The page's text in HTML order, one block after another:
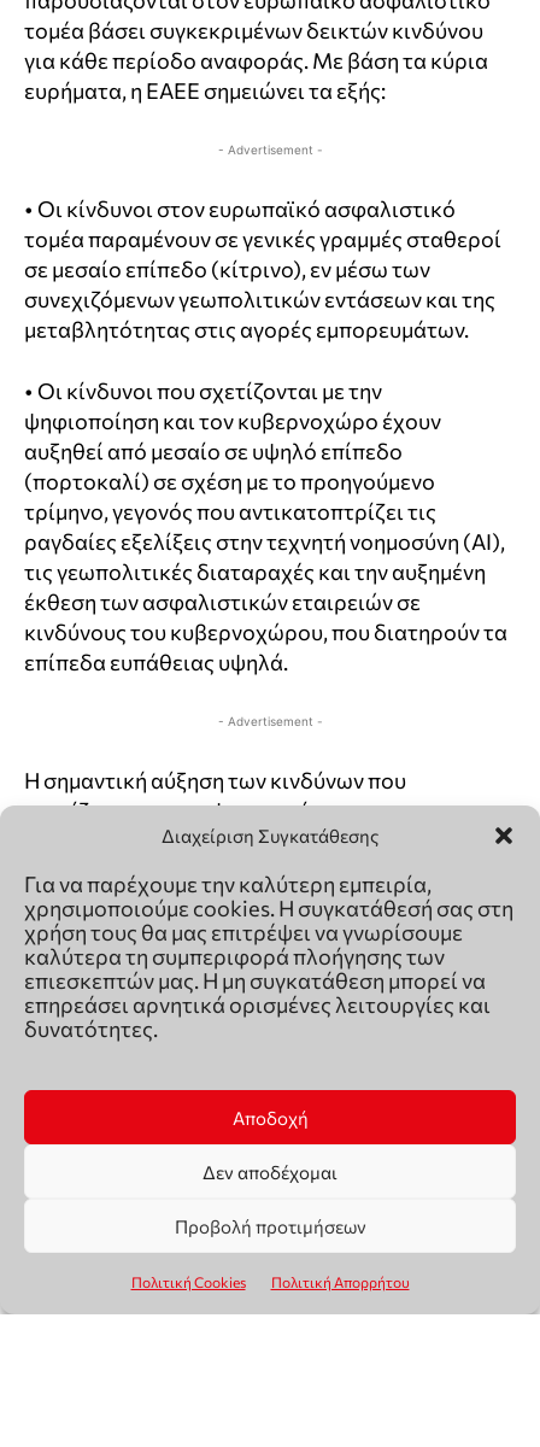
Διαχείριση Συγκατάθεσης
Για να παρέχουμε την καλύτερη εμπειρία,
χρησιμοποιούμε cookies. Η συγκατάθεσή σας στη
χρήση τους θα μας επιτρέψει να γνωρίσουμε
καλύτερα τη συμπεριφορά πλοήγησης των
επιεσκεπτών μας. Η μη συγκατάθεση μπορεί να
επηρεάσει αρνητικά ορισμένες λειτουργίες και
δυνατότητες.
Αποδοχή
Δεν αποδέχομαι
Προβολή προτιμήσεων
Πολιτική Cookies Πολιτική Απορρήτου